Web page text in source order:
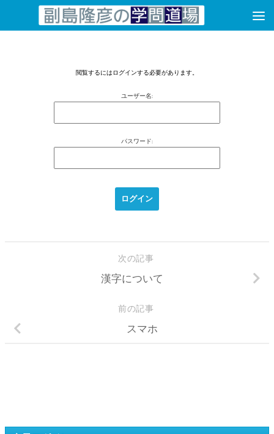
コンテンツへスキップ
閲覧するにはログインする必要があります。
ユーザー名:
パスワード:
次の記事
漢字について
前の記事
スマホ